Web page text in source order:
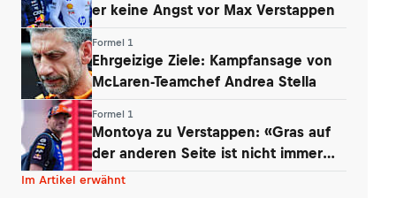
er keine Angst vor Max Verstappen
Formel 1
Ehrgeizige Ziele: Kampfansage von
McLaren-Teamchef Andrea Stella
Formel 1
Montoya zu Verstappen: «Gras auf
der anderen Seite ist nicht immer
grüner»
Im Artikel erwähnt